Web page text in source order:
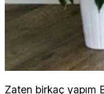
Zaten birkaç yapım